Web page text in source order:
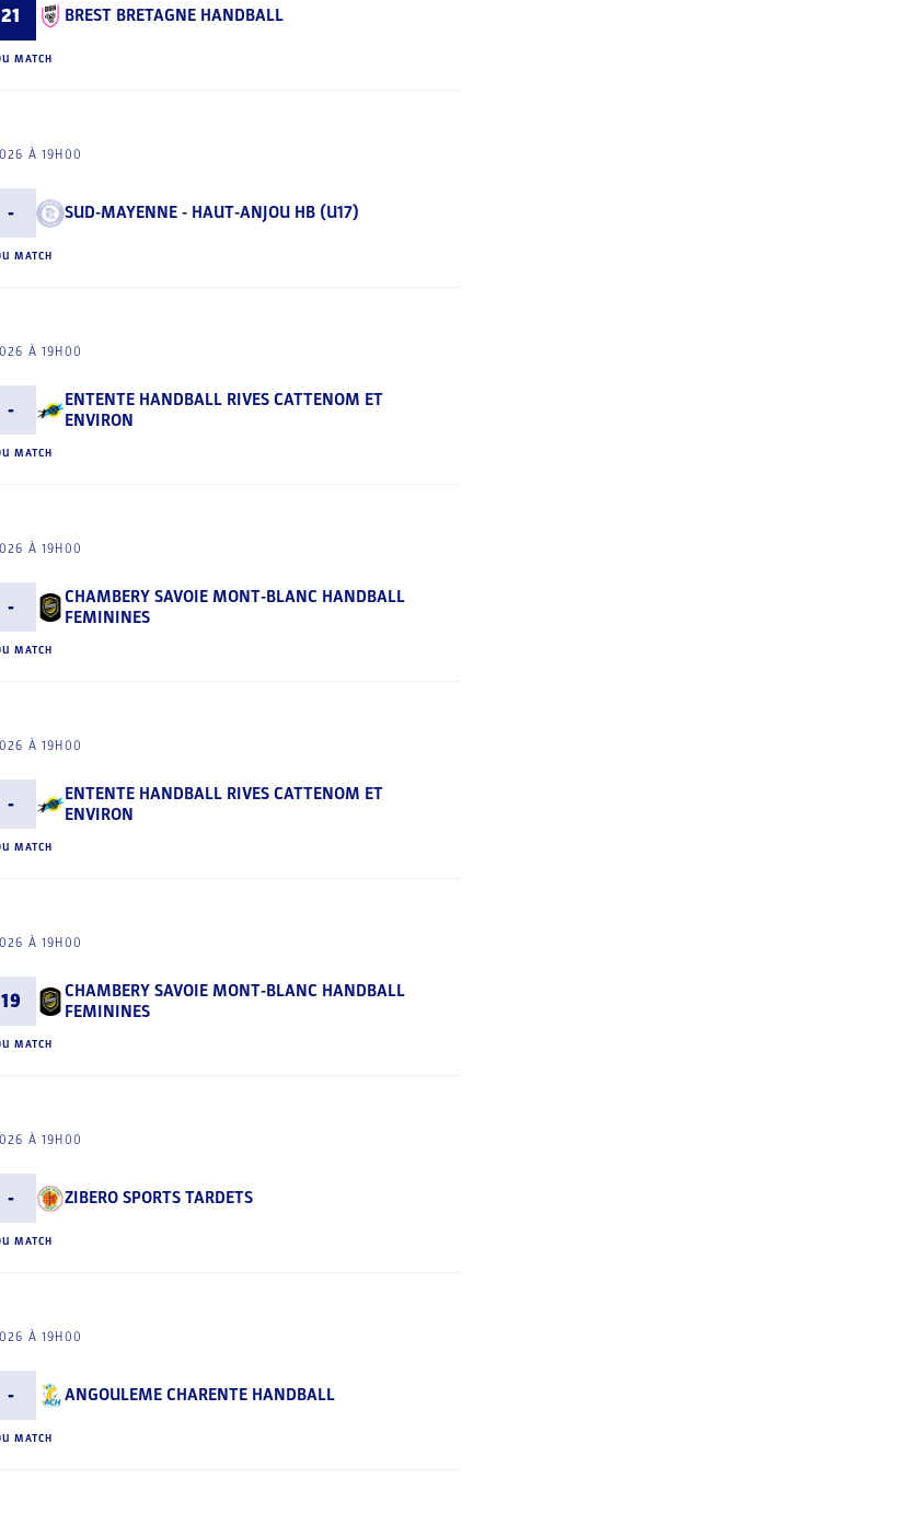
21 BREST BRETAGNE HANDBALL
MATCH
À 19H00
- SUD-MAYENNE - HAUT-ANJOU HB (U17)
MATCH
À 19H00
-
ENTENTE HANDBALL RIVES CATTENOM ET
ENVIRON
MATCH
À 19H00
-
CHAMBERY SAVOIE MONT-BLANC HANDBALL
FEMININES
MATCH
À 19H00
-
ENTENTE HANDBALL RIVES CATTENOM ET
ENVIRON
MATCH
À 19H00
19
CHAMBERY SAVOIE MONT-BLANC HANDBALL
FEMININES
MATCH
À 19H00
- ZIBERO SPORTS TARDETS
MATCH
À 19H00
- ANGOULEME CHARENTE HANDBALL
MATCH